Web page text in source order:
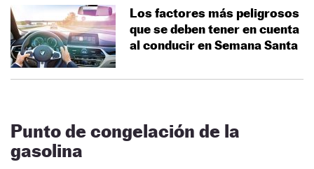
Los factores más peligrosos
que se deben tener en cuenta
al conducir en Semana Santa
Punto de congelación de la
gasolina